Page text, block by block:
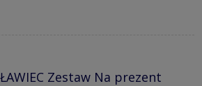
Zestaw Na prezent